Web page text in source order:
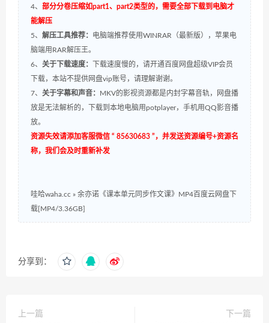
4、 部分分卷压缩如part1、part2类型的，需要全部下载到电脑才
能解压
5、 解压工具推荐： 电脑端推荐使用WINRAR（最新版），苹果电
脑端用RAR解压王。
6、 关于下载速度：
下载速度慢的，请开通百度网盘超级VIP会员
下载，本站不提供网盘vip账号，请理解谢谢。
7、 关于字幕和声音： MKV的影视资源都是内封字幕音轨，网盘播
放是无法解析的，下载到本地电脑用potplayer，手机用QQ影音播
放。
资源失效请添加客服微信 “ 85630683 ”，并发送资源编号+资源名
称，我们会及时重新补发
哇哈waha.cc » 余亦诺《课本单元同步作文课》MP4百度云网盘下
载[MP4/3.36GB]
分享到：
上一篇
下一篇